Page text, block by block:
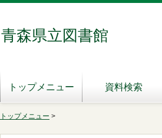
青森県立図書館
トップメニュー 資料検索
トップメニュー >